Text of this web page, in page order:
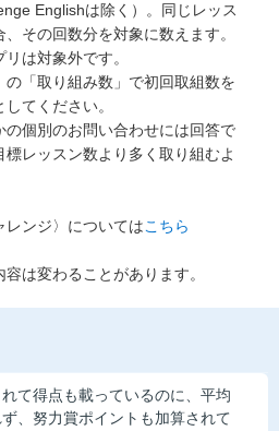
Englishは除く）。同じレッス
その回数分を対象に数えます。
は対象外です。
「取り組み数」で初回取組数を
てください。
個別のお問い合わせには回答で
レッスン数より多く取り組むよ
レンジ〉についてはこちら
は変わることがあります。
れて得点も載っているのに、平均
、努力賞ポイントも加算されて